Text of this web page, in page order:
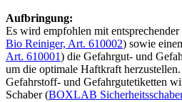
Aufbringung:
Es wird empfohlen mit
Bio Reiniger, Art. 610002) sowie
Art. 610001) die Gefahrgut- und
um die optimale Haftkraft
Gefahrstoff- und Gefahrgutetiketten
Schaber (BOXLAB